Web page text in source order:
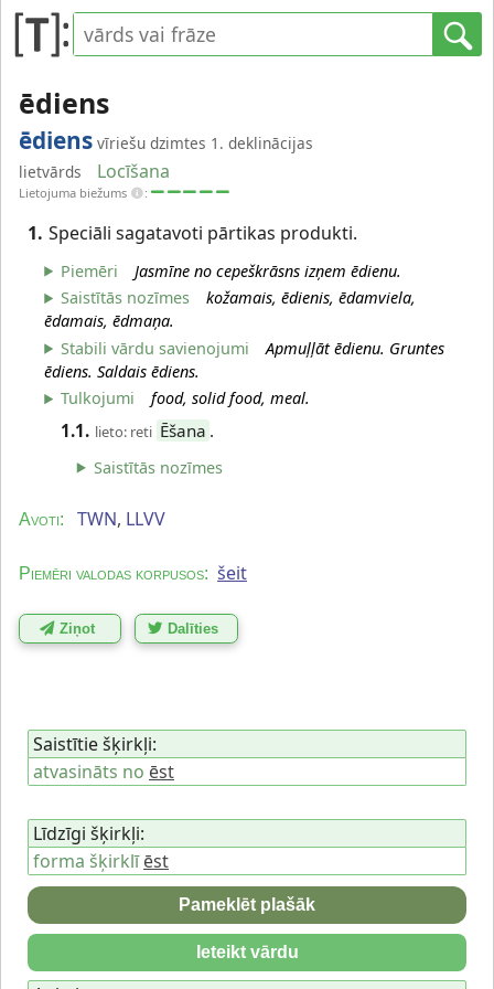
ēdiens
ēdiens vīriešu dzimtes 1. deklinācijas
lietvārds
Locīšana
Lietojuma biežums :
1. Speciāli sagatavoti pārtikas produkti.
Piemēri
Jasmīne no cepeškrāsns izņem ēdienu.
Saistītās nozīmes
kožamais, ēdienis, ēdamviela,
ēdamais, ēdmaņa.
Stabili vārdu savienojumi
Apmuļļāt ēdienu. Gruntes
ēdiens. Saldais ēdiens.
Tulkojumi
food, solid food, meal.
1.1. lieto: reti Ēšana .
Saistītās nozīmes
Avoti: TWN, LLVV
Piemēri valodas korpusos: šeit
Ziņot Dalīties
Saistītie šķirkļi:
atvasināts no ēst
Līdzīgi šķirkļi:
forma šķirklīēst
Pameklēt plašāk
Ieteikt vārdu